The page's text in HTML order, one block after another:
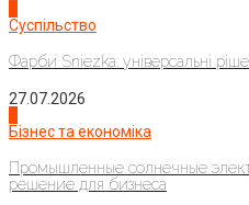
Суспільство
Фарби Sniezka: універсальні
27.07.2026
Бізнес та економіка
Промышленные солнечные
решение для бизнеса